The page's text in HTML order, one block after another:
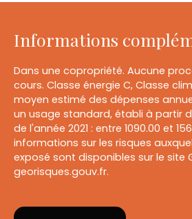
Informations
Dans une copropriété. Aucune
cours. Classe énergie C, Classe
moyen estimé des dépenses
un usage standard, établi à partir
de l'année 2021 : entre 1090.00 et
informations sur les risques
exposé sont disponibles sur le site
georisques.gouv.fr.